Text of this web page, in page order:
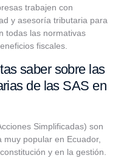
trabajen con
y asesoría tributaria para
todas las normativas
fiscales.
saber sobre las
de las SAS en
Simplificadas) son
popular en Ecuador,
y en la gestión.